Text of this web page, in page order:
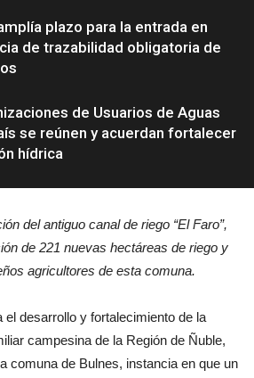
plazo para la entrada en
de trazabilidad obligatoria de
de Usuarios de Aguas
se reúnen y acuerdan fortalecer
hídrica
del antiguo canal de riego “El Faro”,
de 221 nuevas hectáreas de riego y
agricultores de esta comuna.
el desarrollo y fortalecimiento de la
campesina de la Región de Ñuble,
comuna de Bulnes, instancia en que un